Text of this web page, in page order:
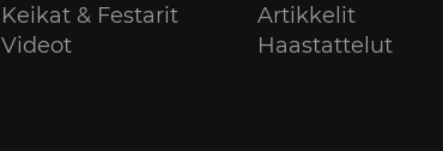
Keikat & Festarit
Videot
Artikkelit
Haastattelut